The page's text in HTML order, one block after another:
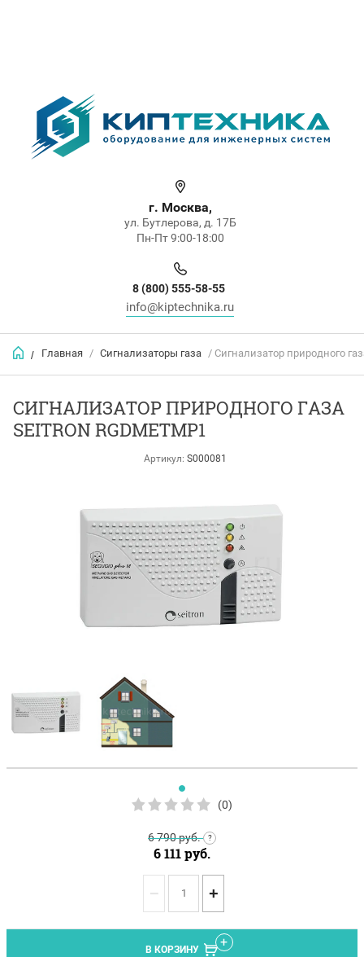
г. Москва,
ул. Бутлерова, д. 17Б
Пн-Пт 9:00-18:00
8 (800) 555-58-55
info@kiptechnika.ru
/ Главная / Сигнализаторы газа / Сигнализатор природного
СИГНАЛИЗАТОР ПРИРОДНОГО ГАЗА
SEITRON RGDMETMP1
Артикул: S000081
(0)
6 790руб. ?
6 111руб.
− +
В КОРЗИНУ